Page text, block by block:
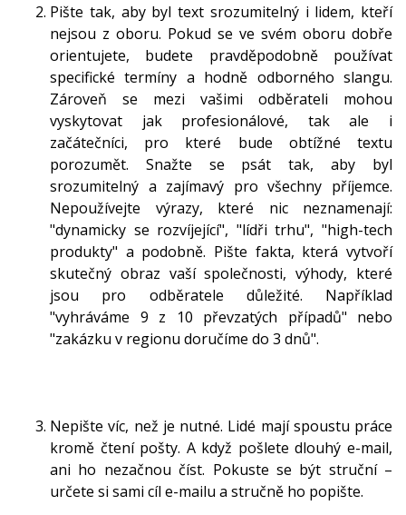
Pište tak, aby byl text srozumitelný i lidem, kteří
nejsou z oboru. Pokud se ve svém oboru dobře
orientujete, budete pravděpodobně používat
specifické termíny a hodně odborného slangu.
Zároveň se mezi vašimi odběrateli mohou
vyskytovat jak profesionálové, tak ale i
začátečníci, pro které bude obtížné textu
porozumět. Snažte se psát tak, aby byl
srozumitelný a zajímavý pro všechny příjemce.
Nepoužívejte výrazy, které nic neznamenají:
"dynamicky se rozvíjející", "lídři trhu", "high-tech
produkty" a podobně. Pište fakta, která vytvoří
skutečný obraz vaší společnosti, výhody, které
jsou pro odběratele důležité. Například
"vyhráváme 9 z 10 převzatých případů" nebo
"zakázku v regionu doručíme do 3 dnů".
Nepište víc, než je nutné. Lidé mají spoustu práce
kromě čtení pošty. A když pošlete dlouhý e-mail,
ani ho nezačnou číst. Pokuste se být struční –
určete si sami cíl e-mailu a stručně ho popište.